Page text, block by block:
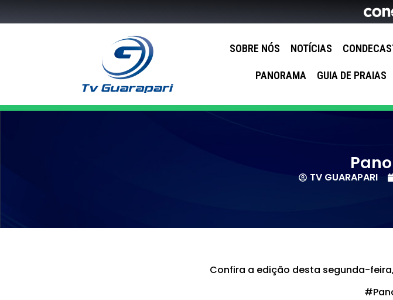
SOBRE NÓS NOTÍCIAS
PANORAMA GUIA DE PRAIAS
TV GUARAPARI
Confira a edição desta segunda-